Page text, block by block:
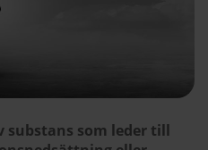
som leder till